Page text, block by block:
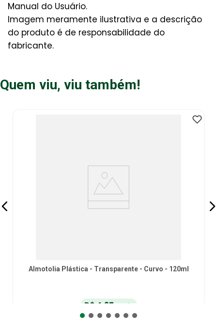
Manual do Usuário.
Imagem meramente ilustrativa e a descrição
do produto é de responsabilidade do
fabricante.
Quem viu, viu também!
Almotolia Plástica - Transparente - Curvo - 120ml
R$4,27no Pix
ou R$ 4,50em até6x